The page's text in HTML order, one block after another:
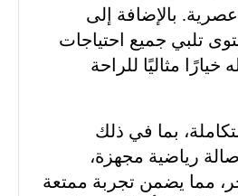
بالإضافة إلى
تلبي جميع احتياجات
خيارًا مثاليًا للراحة
بما في ذلك
رياضية مجهزة،
مما يضمن تجربة ممتعة